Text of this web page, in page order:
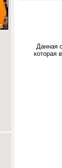
Данная
которая